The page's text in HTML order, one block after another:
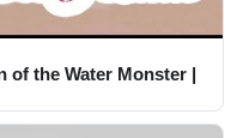
of the Water Monster |